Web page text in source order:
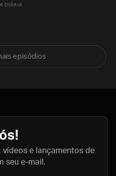
DIÁRIA
episódios
vídeos e lançamentos de
seu e-mail.